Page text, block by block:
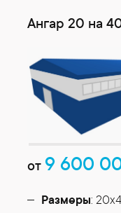
Ангар 20 на
от 9 600
Размеры: